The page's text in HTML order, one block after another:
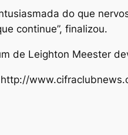
do que
continue”, finalizou.
de Leighton Meester